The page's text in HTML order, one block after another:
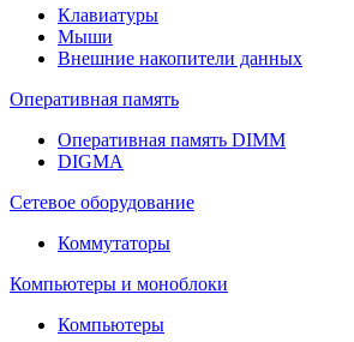
Клавиатуры
Мыши
Внешние накопители данных
Оперативная память
Оперативная память DIMM
DIGMA
Сетевое оборудование
Коммутаторы
Компьютеры и моноблоки
Компьютеры